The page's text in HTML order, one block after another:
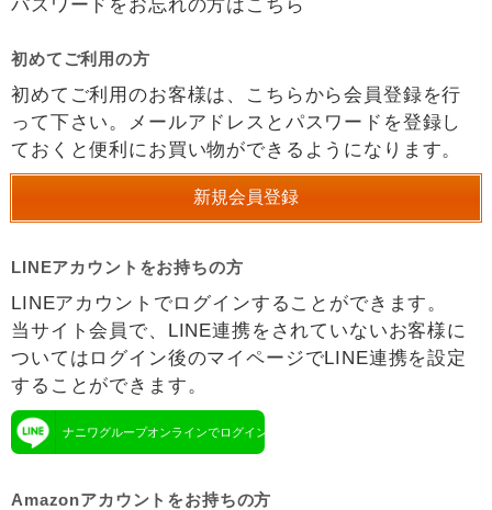
パスワードをお忘れの方はこちら
初めてご利用の方
初めてご利用のお客様は、こちらから会員登録を行
って下さい。メールアドレスとパスワードを登録し
ておくと便利にお買い物ができるようになります。
LINEアカウントをお持ちの方
LINEアカウントでログインすることができます。
当サイト会員で、LINE連携をされていないお客様に
ついてはログイン後のマイページでLINE連携を設定
することができます。
ナニワグループオンラインでログイン
Amazonアカウントをお持ちの方